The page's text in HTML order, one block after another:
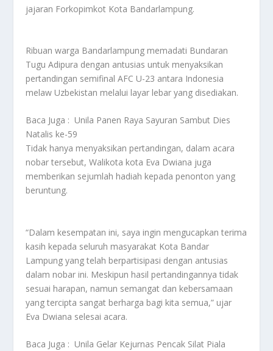
jajaran Forkopimkot Kota Bandarlampung.
Ribuan warga Bandarlampung memadati Bundaran
Tugu Adipura dengan antusias untuk menyaksikan
pertandingan semifinal AFC U-23 antara Indonesia
melaw Uzbekistan melalui layar lebar yang disediakan.
Baca Juga : Unila Panen Raya Sayuran Sambut Dies
Natalis ke-59
Tidak hanya menyaksikan pertandingan, dalam acara
nobar tersebut, Walikota kota Eva Dwiana juga
memberikan sejumlah hadiah kepada penonton yang
beruntung.
“Dalam kesempatan ini, saya ingin mengucapkan terima
kasih kepada seluruh masyarakat Kota Bandar
Lampung yang telah berpartisipasi dengan antusias
dalam nobar ini. Meskipun hasil pertandingannya tidak
sesuai harapan, namun semangat dan kebersamaan
yang tercipta sangat berharga bagi kita semua,” ujar
Eva Dwiana selesai acara.
Baca Juga : Unila Gelar Kejurnas Pencak Silat Piala